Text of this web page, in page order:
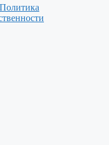
Политика